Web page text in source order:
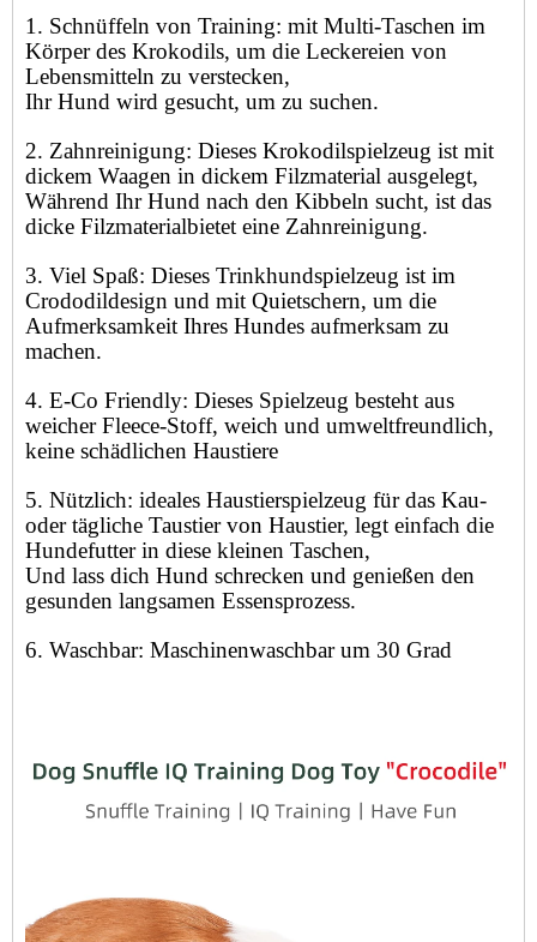
1. Schnüffeln von Training: mit Multi-Taschen im
Körper des Krokodils, um die Leckereien von
Lebensmitteln zu verstecken,
Ihr Hund wird gesucht, um zu suchen.
2. Zahnreinigung: Dieses Krokodilspielzeug ist mit
dickem Waagen in dickem Filzmaterial ausgelegt,
Während Ihr Hund nach den Kibbeln sucht, ist das
dicke Filzmaterialbietet eine Zahnreinigung.
3. Viel Spaß: Dieses Trinkhundspielzeug ist im
Crododildesign und mit Quietschern, um die
Aufmerksamkeit Ihres Hundes aufmerksam zu
machen.
4. E-Co Friendly: Dieses Spielzeug besteht aus
weicher Fleece-Stoff, weich und umweltfreundlich,
keine schädlichen Haustiere
5. Nützlich: ideales Haustierspielzeug für das Kau-
oder tägliche Taustier von Haustier, legt einfach die
Hundefutter in diese kleinen Taschen,
Und lass dich Hund schrecken und genießen den
gesunden langsamen Essensprozess.
6. Waschbar: Maschinenwaschbar um 30 Grad